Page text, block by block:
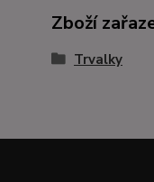
Zboží
Trvalky